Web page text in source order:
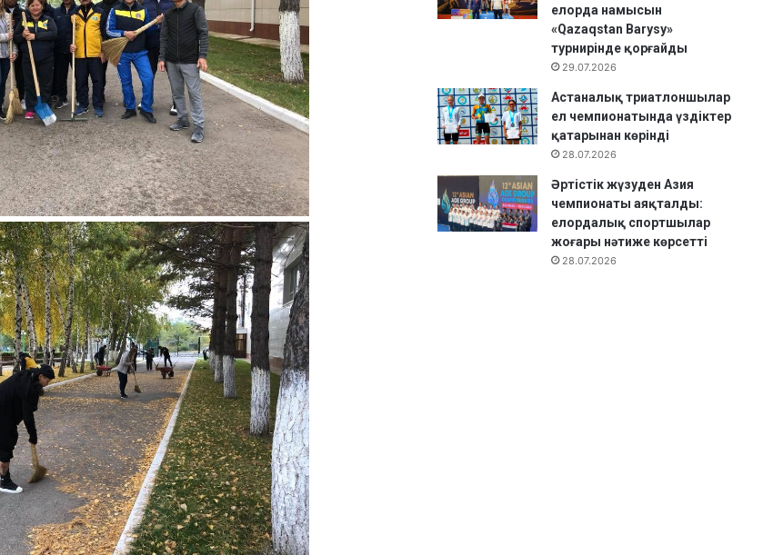
елорда намысын
«Qazaqstan Barysy»
турнирінде қорғайды
29.07.2026
Астаналық триатлоншылар
ел чемпионатында үздіктер
қатарынан көрінді
28.07.2026
Әртістік жүзуден Азия
чемпионаты аяқталды:
елордалық спортшылар
жоғары нәтиже көрсетті
28.07.2026